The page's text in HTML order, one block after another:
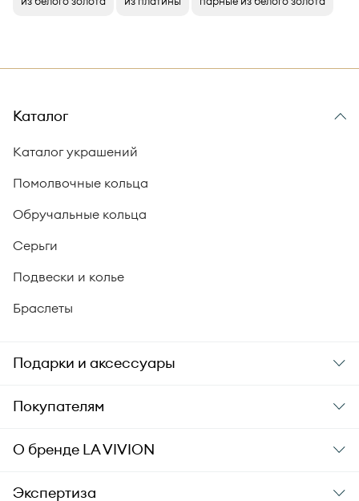
Каталог
Каталог украшений
Помолвочные кольца
Обручальные кольца
Серьги
Подвески и колье
Браслеты
Подарки и аксессуары
Подарки
Уход за украшениями
Аксессуары
Покупателям
Заказ и оплата
О бренде LA VIVION
О компании
Экспертиза